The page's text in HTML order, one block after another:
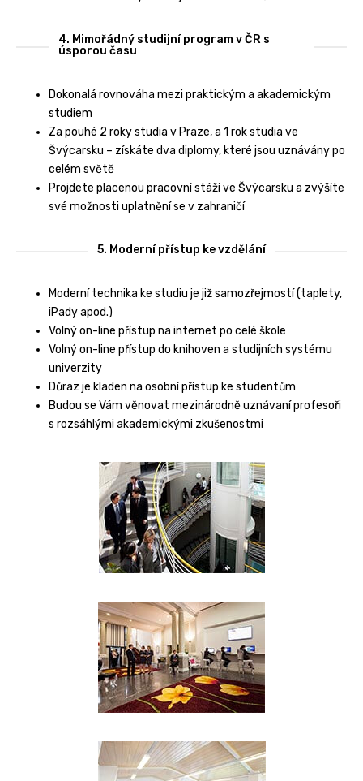
4. Mimořádný studijní program v ČR s
úsporou času
Dokonalá rovnováha mezi praktickým a akademickým
studiem
Za pouhé 2 roky studia v Praze, a 1 rok studia ve
Švýcarsku – získáte dva diplomy, které jsou uznávány po
celém světě
Projdete placenou pracovní stáží ve Švýcarsku a zvýšíte
své možnosti uplatnění se v zahraničí
5. Moderní přístup ke vzdělání
Moderní technika ke studiu je již samozřejmostí (taplety,
iPady apod.)
Volný on-line přístup na internet po celé škole
Volný on-line přístup do knihoven a studijních systému
univerzity
Důraz je kladen na osobní přístup ke studentům
Budou se Vám věnovat mezinárodně uznávaní profesoři
s rozsáhlými akademickými zkušenostmi